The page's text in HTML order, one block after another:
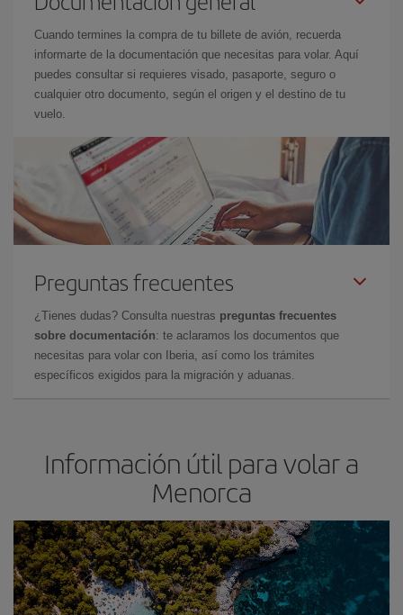
Cuando termines la compra de tu billete de avión, recuerda
informarte de la documentación que necesitas para volar. Aquí
puedes consultar si requieres visado, pasaporte, seguro o
cualquier otro documento, según el origen y el destino de tu
vuelo.
Preguntas frecuentes
¿Tienes dudas? Consulta nuestras preguntas frecuentes
sobre documentación: te aclaramos los documentos que
necesitas para volar con Iberia, así como los trámites
específicos exigidos para la migración y aduanas.
Información útil para volar a
Menorca